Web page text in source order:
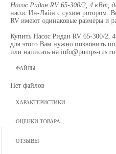
Насос Ридан RV 65-300/2, 4 кВт,
насос Ин-Лайн с сухим ротором.
RV имеют одинаковые размеры и
Купить Насос Ридан RV 65-300/2,
для этого Вам нужно позвонить
или написать на info@pumps-rus.ru
ФАЙЛЫ
Нет файлов
ХАРАКТЕРИСТИКИ
ОЦЕНКИ ТОВАРА
ОТЗЫВЫ